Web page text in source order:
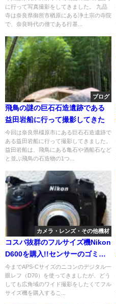
に行って写真撮影をしてきました。 九品
寺は奈良県御所市楢原にある浄土宗の寺院
で、奈良時代の僧である行基...
ブログ
飛鳥の謎の巨石石造遺跡である
益田岩船に行って撮影してきた
今回は奈良県橿原市にある巨石石造遺跡で
ある益田岩船に行って撮影してきました。
益田岩船は、飛鳥にある亀石や酒船石など
と並ぶ飛鳥の石造物の1つ...
カメラ・レンズ・その他機材
コスパ抜群のフルサイズ機Nikon
D600を購入!!センサーのゴミは
気にしない
今までAPS-Cサイズのニコンのデジタル一
眼レフ（D70）を使ってきましたが、どう
しても広角域のワイド撮影をしたくてフル
サイズ機を購入するこ...